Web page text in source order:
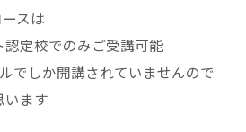
スは
定校でのみご受講可能
でしか開講されていませんので
います